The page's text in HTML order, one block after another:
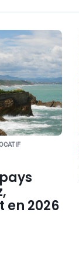
en 2026